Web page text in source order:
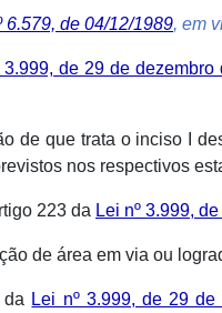
6.579, de 04/12/1989, em
3.999, de 29 de dezembro
de que trata o inciso I
nos respectivos
223 da Lei nº 3.999,
de área em via ou
Lei nº 3.999, de 29